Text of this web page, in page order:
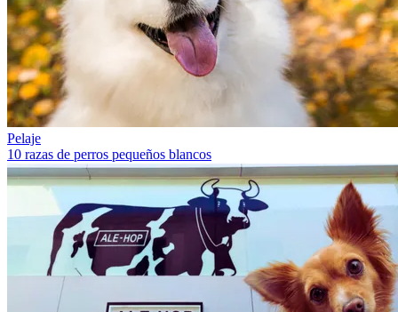
Pelaje
10 razas de perros pequeños blancos